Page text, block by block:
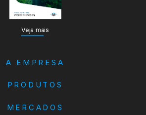
Veja mais
A EMPRESA
PRODUTOS
MERCADOS